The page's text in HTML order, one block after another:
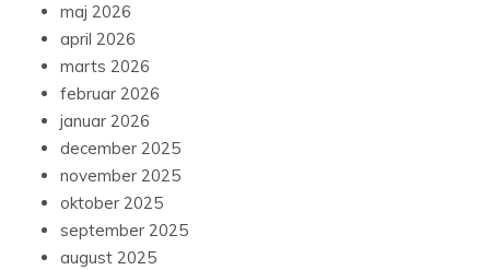
maj 2026
april 2026
marts 2026
februar 2026
januar 2026
december 2025
november 2025
oktober 2025
september 2025
august 2025